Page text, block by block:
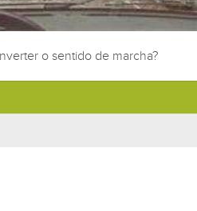
o sentido de marcha?